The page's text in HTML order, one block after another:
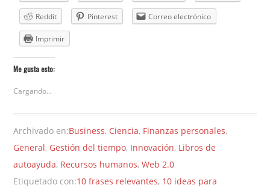
Reddit Pinterest Correo electrónico
Imprimir
Me gusta esto:
Cargando...
Archivado en:Business, Ciencia, Finanzas personales,
General, Gestión del tiempo, Innovación, Libros de
autoayuda, Recursos humanos,Web 2.0
Etiquetado con:10 frases relevantes, 10 ideas para